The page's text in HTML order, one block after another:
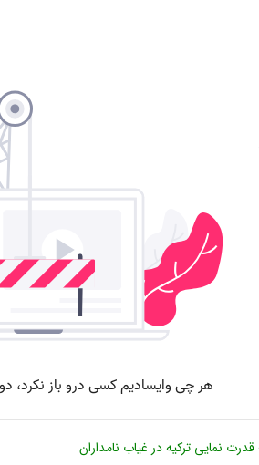
‌نمایی ترکیه در غیاب نامداران
کاویانی نژاد مقابل مالخاز آمویان از